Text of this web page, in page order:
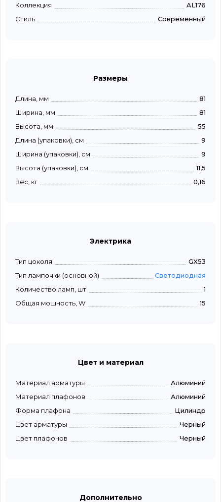
Коллекция
AL176
Стиль
Современный
Размеры
Длина, мм
81
Ширина, мм
81
Высота, мм
55
Длина (упаковки), см
9
Ширина (упаковки), см
9
Высота (упаковки), см
11,5
Вес, кг
0,16
Электрика
Тип цоколя
GX53
Тип лампочки (основной)
Светодиодная
Количество ламп, шт
1
Общая мощность, W
15
Цвет и материал
Материал арматуры
Алюминий
Материал плафонов
Алюминий
Форма плафона
Цилиндр
Цвет арматуры
Черный
Цвет плафонов
Черный
Дополнительно